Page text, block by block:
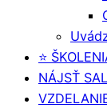
⭐️
NÁJSŤ